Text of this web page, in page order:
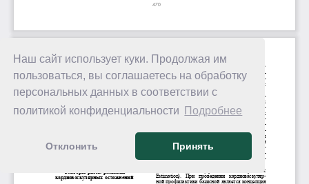
Наш сайт использует куки. Продолжая им
пользоваться, вы соглашаетесь на обработку
персональных данных в соответствии с
политикой конфиденциальности
Подробнее
Отклонить Принять